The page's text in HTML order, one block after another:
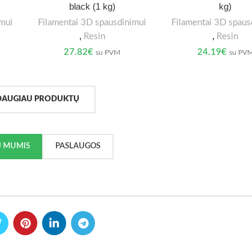
black (1 kg)
Filamentai 3D spausdinimui
, Resin
27.82€ su PVM
kg)
Filamentai 3D
, Resin
24.19€ su
PRODUKTŲ
MUMIS PASLAUGOS